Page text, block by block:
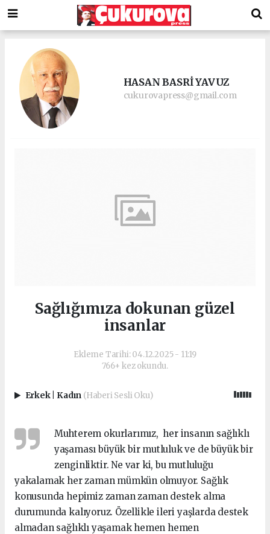
HASAN BASRİ YAVUZ
cukurovapress@gmail.com
Sağlığımıza dokunan güzel
insanlar
Ekleme Tarihi: 04.12.2025 - 11:19
766+ kez okundu.
Erkek Kadın (Haberi Sesli Oku)
Muhterem okurlarımız, her insanın sağlıklı
yaşaması büyük bir mutluluk ve de büyük bir
zenginliktir. Ne var ki, bu mutluluğu
yakalamak her zaman mümkün olmuyor. Sağlık
konusunda hepimiz zaman zaman destek alma
durumunda kalıyoruz. Özellikle ileri yaşlarda destek
almadan sağlıklı yaşamak hemen hemen